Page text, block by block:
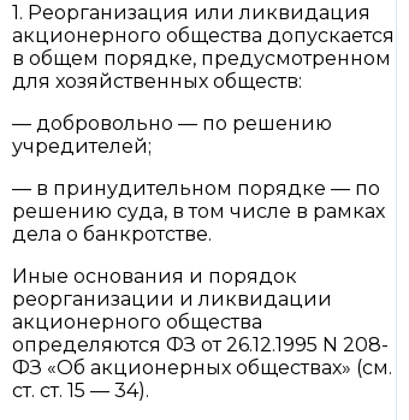
1. Реорганизация или ликвидация
акционерного общества допускается
в общем порядке, предусмотренном
для хозяйственных обществ:
— добровольно — по решению
учредителей;
— в принудительном порядке — по
решению суда, в том числе в рамках
дела о банкротстве.
Иные основания и порядок
реорганизации и ликвидации
акционерного общества
определяются ФЗ от 26.12.1995 N 208-
ФЗ «Об акционерных обществах» (см.
ст. ст. 15 — 34).